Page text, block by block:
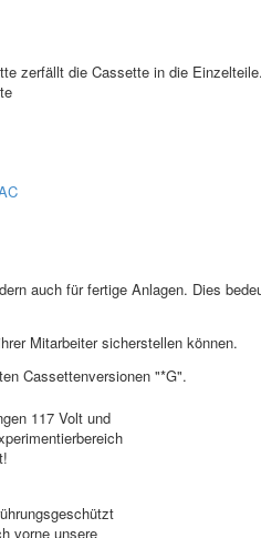
zerfällt die Cassette in die Einzelteile.
auch für fertige Anlagen. Dies
Mitarbeiter sicherstellen können.
Cassettenversionen "*G".
117 Volt und
vorne unsere